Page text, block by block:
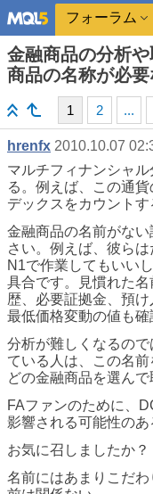
フォーラム
金融商品の分析
商品の名称が必
1 2 ...
hrenfx 2010.10.07
マルチフィナンシャ
る。例えば、この通
デックスをカウントす
金融商品の名前がな
さい。例えば、彼ら
N1で作業してもいい
具合です。見慣れた
歴、必要証拠金、預け
最低価格変動の値も確
分析が難しくなるの
ている人は、この名前
どの金融商品を選ん
FAファンのために、
影響される可能性のあ
お気に召しましたか？
名前にはあまりこだ